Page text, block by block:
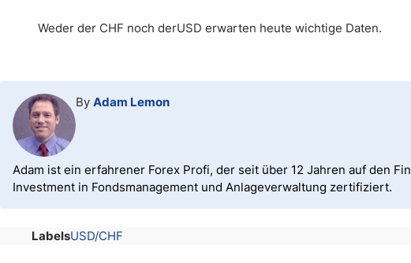
Weder der CHF noch derUSD erwarten heute wichtige Daten.
By Adam Lemon
Adam ist ein erfahrener Forex Profi, der seit über 12 Jahren auf den
Investment in Fondsmanagement und Anlageverwaltung zertifiziert.
LabelsUSD/CHF